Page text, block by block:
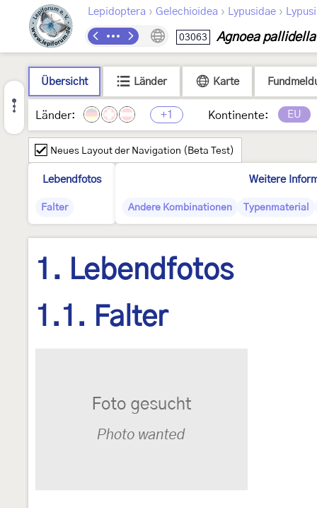
Lepidoptera › Gelechioidea › Lypusidae ›
03063 Agnoea pallidella
Übersicht Länder Karte
Länder: +1 Kontinente: EU
Neues Layout der Navigation (Beta Test)
Lebendfotos
Falter
Weitere
Andere Kombinationen Typenmaterial
1. Lebendfotos
1.1. Falter